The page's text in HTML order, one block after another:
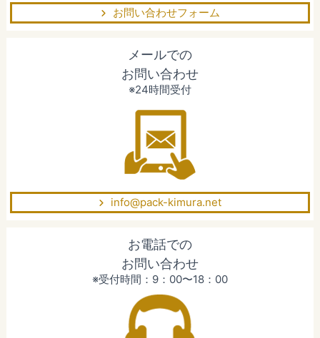
お問い合わせフォーム
メールでの
お問い合わせ
※24時間受付
info@pack-kimura.net
お電話での
お問い合わせ
※受付時間：9：00〜18：00